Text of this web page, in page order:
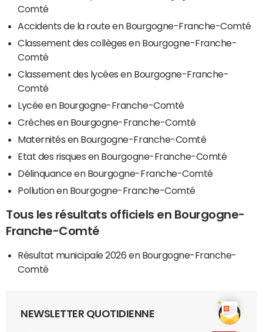
Comté
Accidents de la route en Bourgogne-Franche-Comté
Classement des collèges en Bourgogne-Franche-
Comté
Classement des lycées en Bourgogne-Franche-
Comté
Lycée en Bourgogne-Franche-Comté
Crèches en Bourgogne-Franche-Comté
Maternités en Bourgogne-Franche-Comté
Etat des risques en Bourgogne-Franche-Comté
Délinquance en Bourgogne-Franche-Comté
Pollution en Bourgogne-Franche-Comté
Tous les résultats officiels en Bourgogne-
Franche-Comté
Résultat municipale 2026 en Bourgogne-Franche-
Comté
NEWSLETTER QUOTIDIENNE